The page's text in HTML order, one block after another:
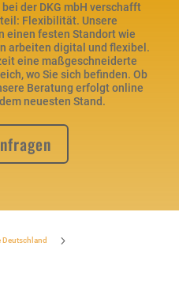
der DKG mbH verschafft
Flexibilität. Unsere
einen festen Standort wie
arbeiten digital und flexibel.
eine maßgeschneiderte
wo Sie sich befinden. Ob
Beratung erfolgt online
neuesten Stand.
5